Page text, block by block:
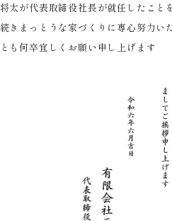
太が代表取締役社長が就任したこと
きまっとうな家づくりに専心努力い
も何卒宜しくお願い申し上げます